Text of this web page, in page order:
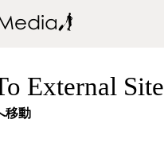
External Site
移動